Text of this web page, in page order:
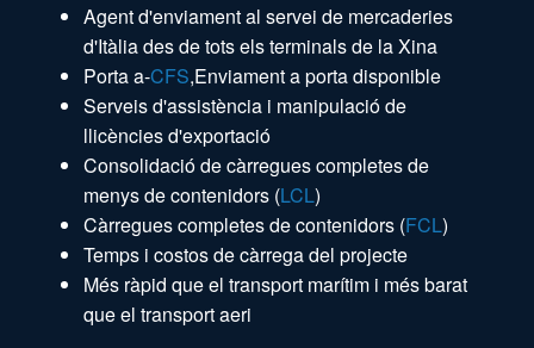
Agent d'enviament al servei de mercaderies
d'Itàlia des de tots els terminals de la Xina
Porta a-CFS,Enviament a porta disponible
Serveis d'assistència i manipulació de
llicències d'exportació
Consolidació de càrregues completes de
menys de contenidors (LCL)
Càrregues completes de contenidors (FCL)
Temps i costos de càrrega del projecte
Més ràpid que el transport marítim i més barat
que el transport aeri